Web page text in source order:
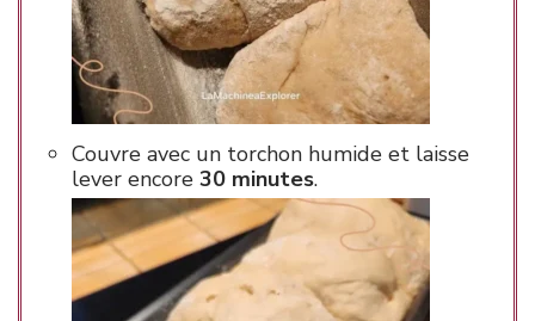
Couvre avec un torchon humide et laisse
lever encore 30 minutes.